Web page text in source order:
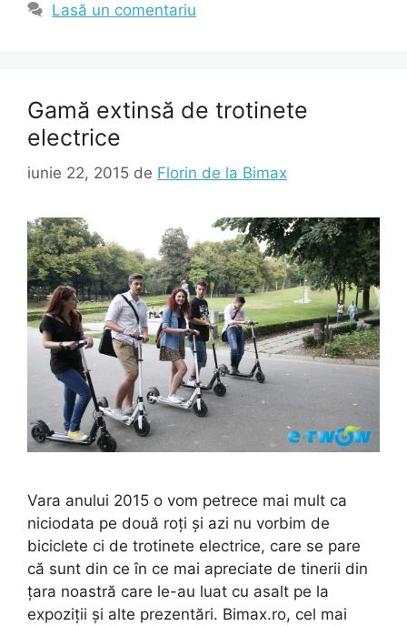
Lasă un comentariu
Gamă extinsă de trotinete
electrice
iunie 22, 2015 de Florin de la Bimax
Vara anului 2015 o vom petrece mai mult ca
niciodata pe două roți și azi nu vorbim de
biciclete ci de trotinete electrice, care se pare
că sunt din ce în ce mai apreciate de tinerii din
țara noastră care le-au luat cu asalt pe la
expoziții și alte prezentări. Bimax.ro, cel mai